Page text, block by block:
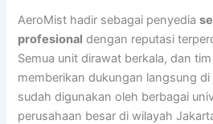
AeroMist hadir sebagai penyedia
profesional dengan reputasi
Semua unit dirawat berkala, dan
memberikan dukungan langsung
sudah digunakan oleh berbagai
perusahaan besar di wilayah